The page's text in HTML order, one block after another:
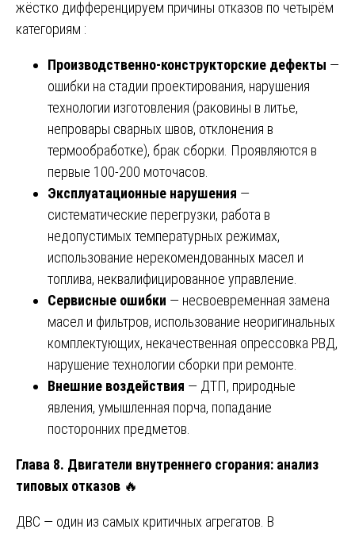
жёстко дифференцируем причины отказов по четырём
категориям :
Производственно-конструкторские дефекты —
ошибки на стадии проектирования, нарушения
технологии изготовления (раковины в литье,
непровары сварных швов, отклонения в
термообработке), брак сборки. Проявляются в
первые 100-200 моточасов.
Эксплуатационные нарушения —
систематические перегрузки, работа в
недопустимых температурных режимах,
использование нерекомендованных масел и
топлива, неквалифицированное управление.
Сервисные ошибки — несвоевременная замена
масел и фильтров, использование неоригинальных
комплектующих, некачественная опрессовка РВД,
нарушение технологии сборки при ремонте.
Внешние воздействия — ДТП, природные
явления, умышленная порча, попадание
посторонних предметов.
Глава 8. Двигатели внутреннего сгорания: анализ
типовых отказов 🔥
ДВС — один из самых критичных агрегатов. В